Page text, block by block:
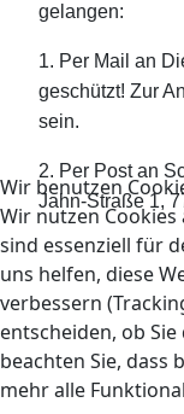
gelangen:
1. Per Mail an
geschützt! Zur
sein.
2. Per Post an
Jahn-Straße 1,
Copyright ©
Wir benutzen
Wir nutzen
sind essenziell für
uns helfen, diese
verbessern
entscheiden, ob
beachten Sie, dass
mehr alle